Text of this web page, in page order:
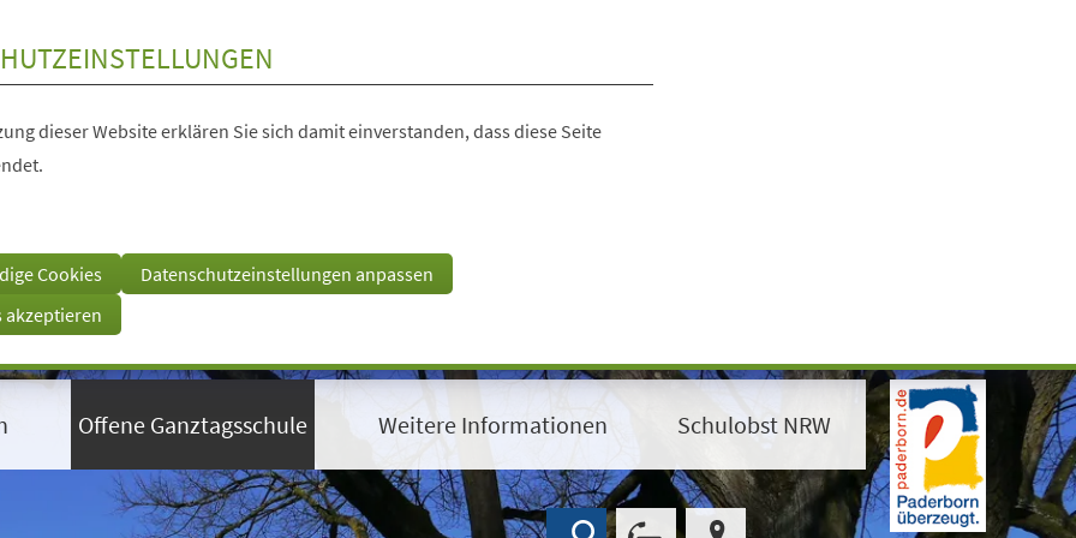
dieser Website erklären Sie sich damit einverstanden, dass diese Seite
Cookies
Datenschutzeinstellungen anpassen
akzeptieren
Offene Ganztagsschule Weitere Informationen Schulobst NRW